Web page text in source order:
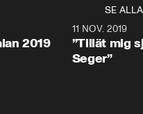
SE ALLA
2019
11 NOV. 2019
”Tillät mig
Seger”